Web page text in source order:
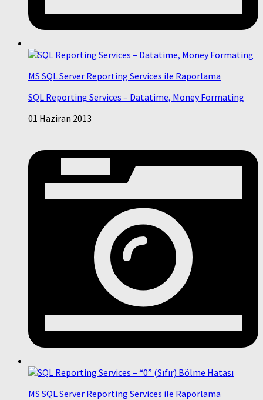
MS SQL Server Reporting Services ile Raporlama
SQL Reporting Services – Datatime, Money Formating
01 Haziran 2013
MS SQL Server Reporting Services ile Raporlama